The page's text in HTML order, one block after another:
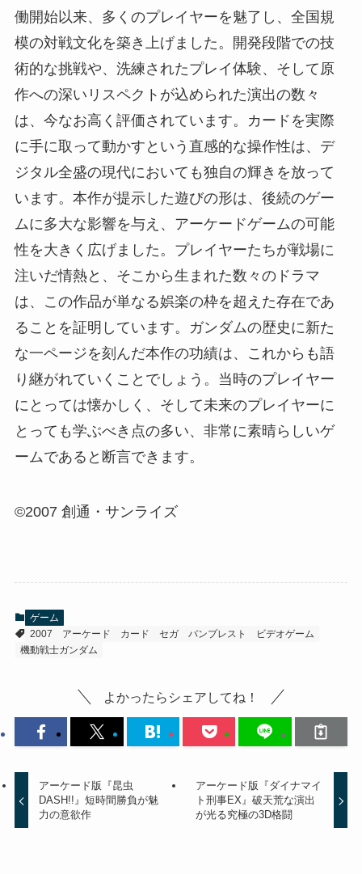
働開始以来、多くのプレイヤーを魅了し、全国規
模の対戦文化を築き上げました。開発段階での技
術的な挑戦や、洗練されたプレイ体験、そして原
作への深いリスペクトが込められた演出の数々
は、今なお高く評価されています。カードを実際
に手に取って動かすという直感的な操作性は、デ
ジタル全盛の現代においても独自の輝きを放って
います。本作が提示した遊びの形は、後続のゲー
ムに多大な影響を与え、アーケードゲームの可能
性を大きく広げました。プレイヤーたちが戦場に
注いだ情熱と、そこから生まれた数々のドラマ
は、この作品が単なる娯楽の枠を超えた存在であ
ることを証明しています。ガンダムの歴史に新た
な一ページを刻んだ本作の功績は、これからも語
り継がれていくことでしょう。当時のプレイヤー
にとっては懐かしく、そして未来のプレイヤーに
とっても学ぶべき点の多い、非常に素晴らしいゲ
ームであると断言できます。
©2007 創通・サンライズ
ゲーム
2007
アーケード カード セガ バンプレスト
ビデオゲーム
機動戦士ガンダム
よかったらシェアしてね！
アーケード版『昆虫
DASH!!』短時間勝負が魅
力の意欲作
アーケード版『ダイナマイ
ト刑事EX』破天荒な演出
が光る究極の3D格闘